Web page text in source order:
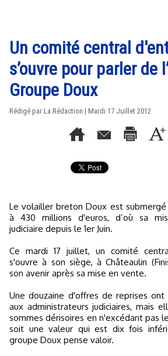
Un comité central
s’ouvre pour parler de
Groupe Doux
Rédigé par La Rédaction | Mardi 17 Juillet 2012
Le volailler breton Doux est submergé d’une dette évaluée
à 430 millions d'euros, d’où sa
judiciaire depuis le 1er Juin.
Ce mardi 17 juillet, un comité
s'ouvre à son siège, à Châteaulin
son avenir après sa mise en vente.
Une douzaine d'offres de reprises
aux administrateurs judiciaires, mais
sommes dérisoires en n'excédant pas
soit une valeur qui est dix fois
groupe Doux pense valoir.